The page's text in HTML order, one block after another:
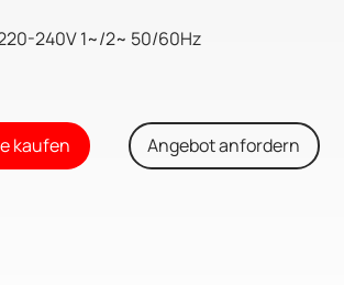
240V 1~/2~ 50/60Hz
kaufen Angebot anfordern